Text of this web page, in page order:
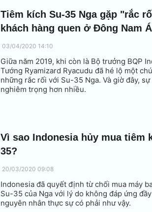
Tiêm kích Su-35 Nga gặp "rắc
khách hàng quen ở Đông Nam Á
03/04/2020 14:10
Giữa năm 2019, khi còn là Bộ trưởng BQP
Tướng Ryamizard Ryacudu đã hé lộ một
những rắc rối với Su-35 Nga. Và giờ đây,
nghiêm trọng hơn nhiều.
Vì sao Indonesia hủy mua tiêm
35?
20/03/2020 09:08
Indonesia đã quyết định từ chối mua máy
Su-35 của Nga với lý do không đáp ứng
nguyên nhân thực sự có phải như vậy.